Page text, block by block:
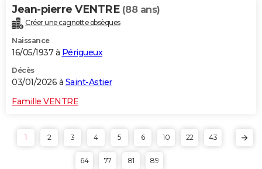
Jean-pierre VENTRE (88 ans)
Créer une cagnotte obsèques
Naissance
16/05/1937 à Périgueux
Décès
03/01/2026 à Saint-Astier
Famille VENTRE
1 2 3 4 5 6 10 22 43
64 77 81 89